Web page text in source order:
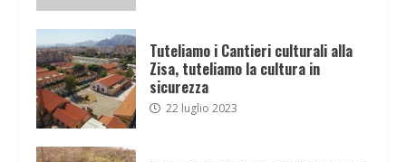
Tuteliamo i Cantieri culturali alla
Zisa, tuteliamo la cultura in
sicurezza
22 luglio 2023